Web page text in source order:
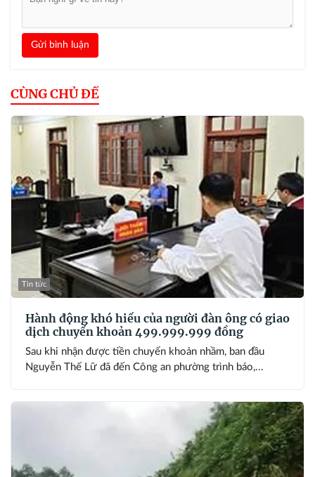
Gửi bình luận
CÙNG CHỦ ĐỀ
Tin tức
Hành động khó hiểu của người đàn ông có giao
dịch chuyển khoản 499.999.999 đồng
Sau khi nhận được tiền chuyển khoản nhầm, ban đầu
Nguyễn Thế Lữ đã đến Công an phường trình báo,...